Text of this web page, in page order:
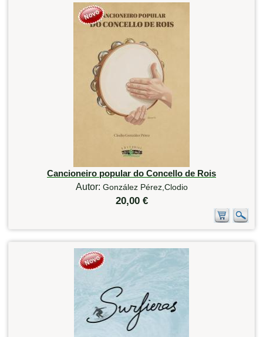
Cancioneiro popular do Concello de Rois
Autor: González Pérez,Clodio
20,00 €